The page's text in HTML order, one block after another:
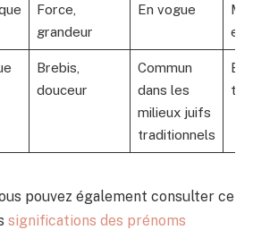
Force,
grandeur
En vogue
et
Brebis,
douceur
Commun
dans les
milieux juifs
traditionnels
pouvez également consulter ce
significations des prénoms